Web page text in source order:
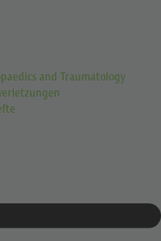
and Traumatology